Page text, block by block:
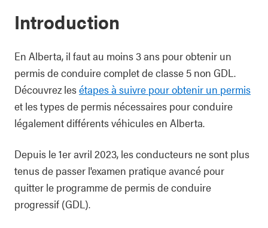
Introduction
En Alberta, il faut au moins 3 ans pour obtenir un
permis de conduire complet de classe 5 non GDL.
Découvrez lesétapes à suivre pour obtenir un permis
et les types de permis nécessaires pour conduire
légalement différents véhicules en Alberta.
Depuis le 1er avril 2023, les conducteurs ne sont plus
tenus de passer l'examen pratique avancé pour
quitter le programme de permis de conduire
progressif (GDL).